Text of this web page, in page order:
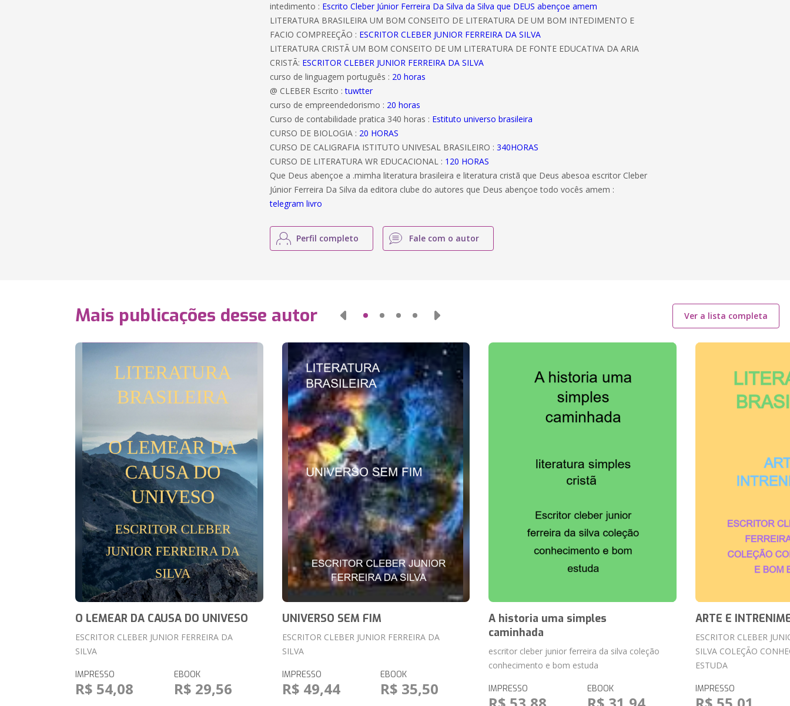
intedimento : Escrito Cleber Júnior Ferreira Da Silva da Silva que DEUS abençoe amem
LITERATURA BRASILEIRA UM BOM CONSEITO DE LITERATURA DE UM BOM INTEDIMENTO E
FACIO COMPREEÇÃO : ESCRITOR CLEBER JUNIOR FERREIRA DA SILVA
LITERATURA CRISTÃ UM BOM CONSEITO DE UM LITERATURA DE FONTE EDUCATIVA DA ARIA
CRISTÃ: ESCRITOR CLEBER JUNIOR FERREIRA DA SILVA
curso de linguagem português : 20 horas
@ CLEBER Escrito :tuwtter
curso de empreendedorismo : 20 horas
Curso de contabilidade pratica 340 horas : Estituto universo brasileira
CURSO DE BIOLOGIA : 20 HORAS
CURSO DE CALIGRAFIA ISTITUTO UNIVESAL BRASILEIRO :340HORAS
CURSO DE LITERATURA WR EDUCACIONAL : 120 HORAS
Que Deus abençoe a .mimha literatura brasileira e literatura cristã que Deus abesoa escritor Cleber
Júnior Ferreira Da Silva da editora clube do autores que Deus abençoe todo vocês amem :
telegram livro
Perfil completo Fale com o autor
Mais publicações desse autor Ver a lista completa
O LEMEAR DA CAUSA DO UNIVESO
ESCRITOR CLEBER JUNIOR FERREIRA DA
SILVA
IMPRESSO
R$ 54,08
EBOOK
R$ 29,56
UNIVERSO SEM FIM
ESCRITOR CLEBER JUNIOR FERREIRA DA
SILVA
IMPRESSO
R$ 49,44
EBOOK
R$ 35,50
A historia uma simples
caminhada
escritor cleber junior ferreira da silva coleção
conhecimento e bom estuda
IMPRESSO EBOOK
ARTE E
ESCRITOR CLEBER
SILVA COLEÇÃO
ESTUDA
IMPRESSO